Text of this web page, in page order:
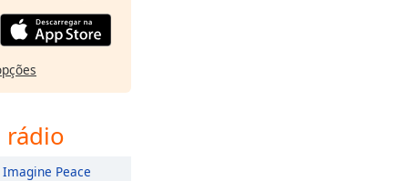
rádio
Imagine Peace